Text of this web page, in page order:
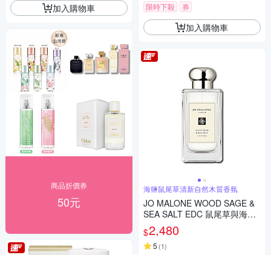
加入購物車
商品折價券
50元
限時下殺 券
加入購物車
海鹽鼠尾草清新自然木質香氛
JO MALONE WOOD SAGE &
SEA SALT EDC 鼠尾草與海鹽
古龍水100ML
$2,480
5 (1)